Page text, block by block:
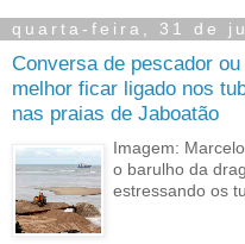
quarta-feira, 31 de
Conversa de pescador ou
melhor ficar ligado nos
nas praias de Jaboatão
Imagem:
o barulho da
estressando os